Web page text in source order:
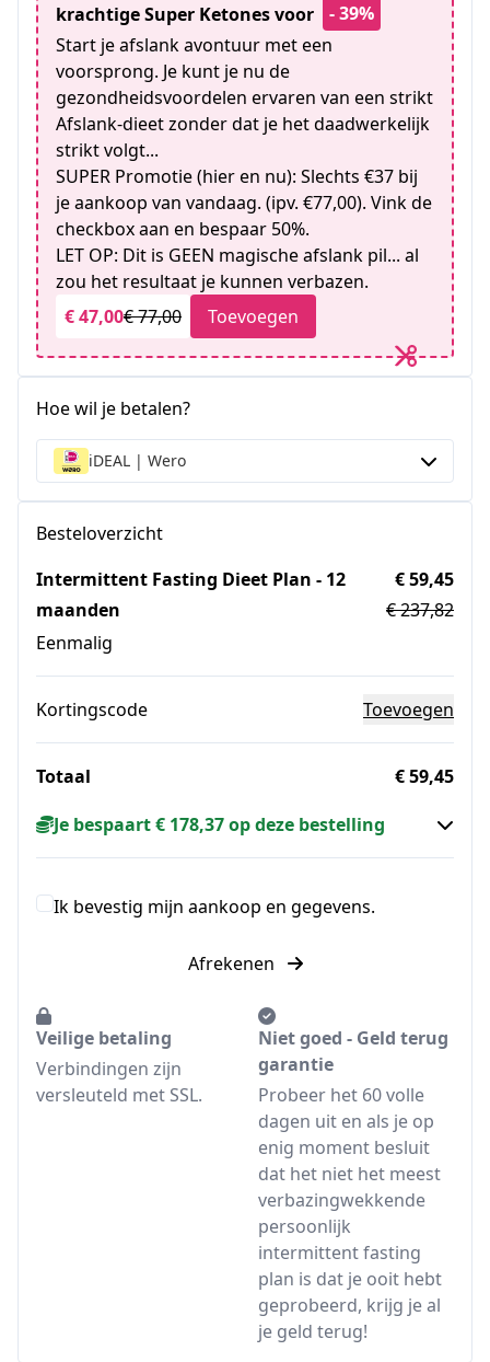
krachtige Super Ketones voor
- 39%
Start je afslank avontuur met een
voorsprong. Je kunt je nu de
gezondheidsvoordelen ervaren van een strikt
Afslank-dieet zonder dat je het daadwerkelijk
strikt volgt...
SUPER Promotie (hier en nu): Slechts €37 bij
je aankoop van vandaag. (ipv. €77,00). Vink de
checkbox aan en bespaar 50%.
LET OP: Dit is GEEN magische afslank pil... al
zou het resultaat je kunnen verbazen.
€ 47,00€ 77,00 Toevoegen
Hoe wil je betalen?
iDEAL | Wero
Besteloverzicht
Intermittent Fasting Dieet Plan - 12
maanden
Eenmalig
€ 59,45
€ 237,82
Kortingscode Toevoegen
Totaal
€ 59,45
Je bespaart € 178,37 op deze bestelling
Ik bevestig mijn aankoop en gegevens.
Afrekenen
Veilige betaling
Verbindingen zijn
versleuteld met SSL.
Niet goed - Geld terug
garantie
Probeer het 60 volle
dagen uit en als je op
enig moment besluit
dat het niet het meest
verbazingwekkende
persoonlijk
intermittent fasting
plan is dat je ooit hebt
geprobeerd, krijg je al
je geld terug!